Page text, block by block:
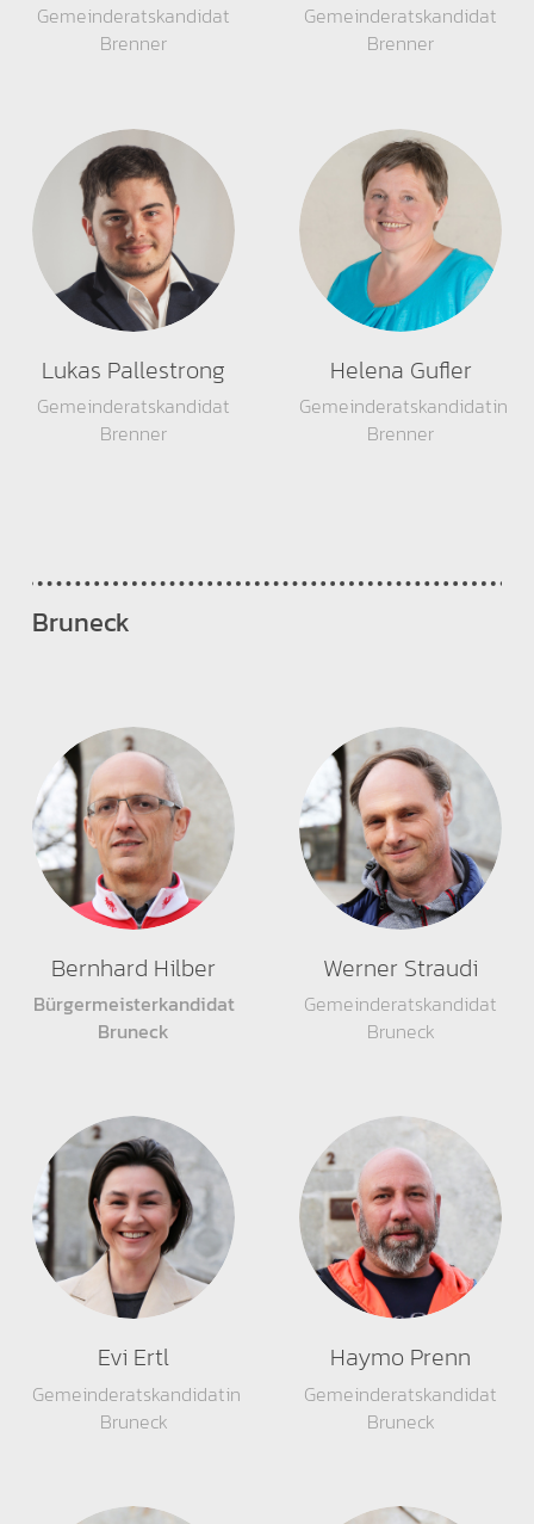
Gemeinderatskandidat
Brenner
Gemeinderatskandidat
Brenner
Lukas Pallestrong
Gemeinderatskandidat
Brenner
Helena Gufler
Gemeinderatskandidatin
Brenner
Bruneck
Bernhard Hilber
Bürgermeisterkandidat
Bruneck
Werner Straudi
Gemeinderatskandidat
Bruneck
Evi Ertl
Gemeinderatskandidatin
Bruneck
Haymo Prenn
Gemeinderatskandidat
Bruneck